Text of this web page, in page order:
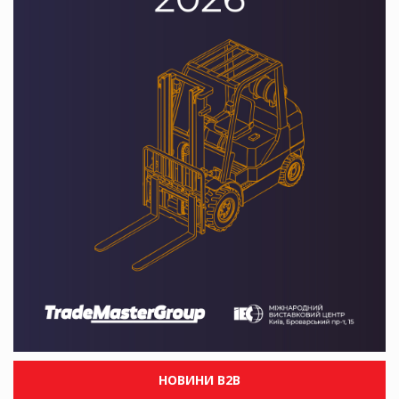
НОВИНИ B2B